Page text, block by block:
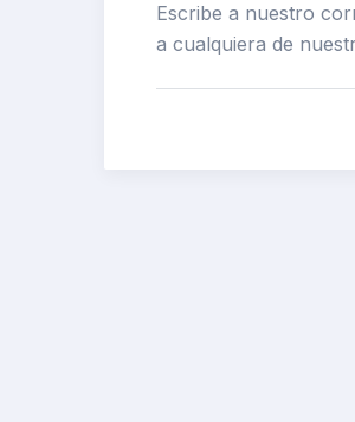
Escribe a nuestro
a cualquiera de